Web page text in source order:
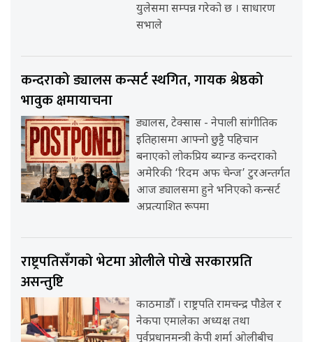
युलेसमा सम्पन्न गरेको छ । साधारण
सभाले
कन्दराको ड्यालस कन्सर्ट स्थगित, गायक श्रेष्ठको
भावुक क्षमायाचना
ड्यालस, टेक्सास - नेपाली सांगीतिक
इतिहासमा आफ्नो छुट्टै पहिचान
बनाएको लोकप्रिय ब्यान्ड कन्दराको
अमेरिकी ‘रिदम अफ चेन्ज’ टुरअन्तर्गत
आज ड्यालसमा हुने भनिएको कन्सर्ट
अप्रत्याशित रूपमा
राष्ट्रपतिसँगको भेटमा ओलीले पोखे सरकारप्रति
असन्तुष्टि
काठमाडौँ । राष्ट्रपति रामचन्द्र पौडेल र
नेकपा एमालेका अध्यक्ष तथा
पूर्वप्रधानमन्त्री केपी शर्मा ओलीबीच